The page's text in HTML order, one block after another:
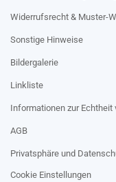
Widerrufsrecht & Muster-
Sonstige Hinweise
Bildergalerie
Linkliste
Informationen zur Echtheit
AGB
Privatsphäre und
Cookie Einstellungen